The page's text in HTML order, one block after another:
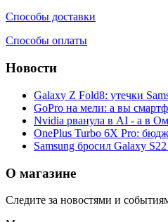
Способы доставки
Способы оплаты
Новости
Galaxy Z Fold8: утечки
GoPro на мели: а вы
Nvidia рванула в AI - а в
OnePlus Turbo 6X Pro:
Samsung бросил Galaxy
О магазине
Следите за новостями и